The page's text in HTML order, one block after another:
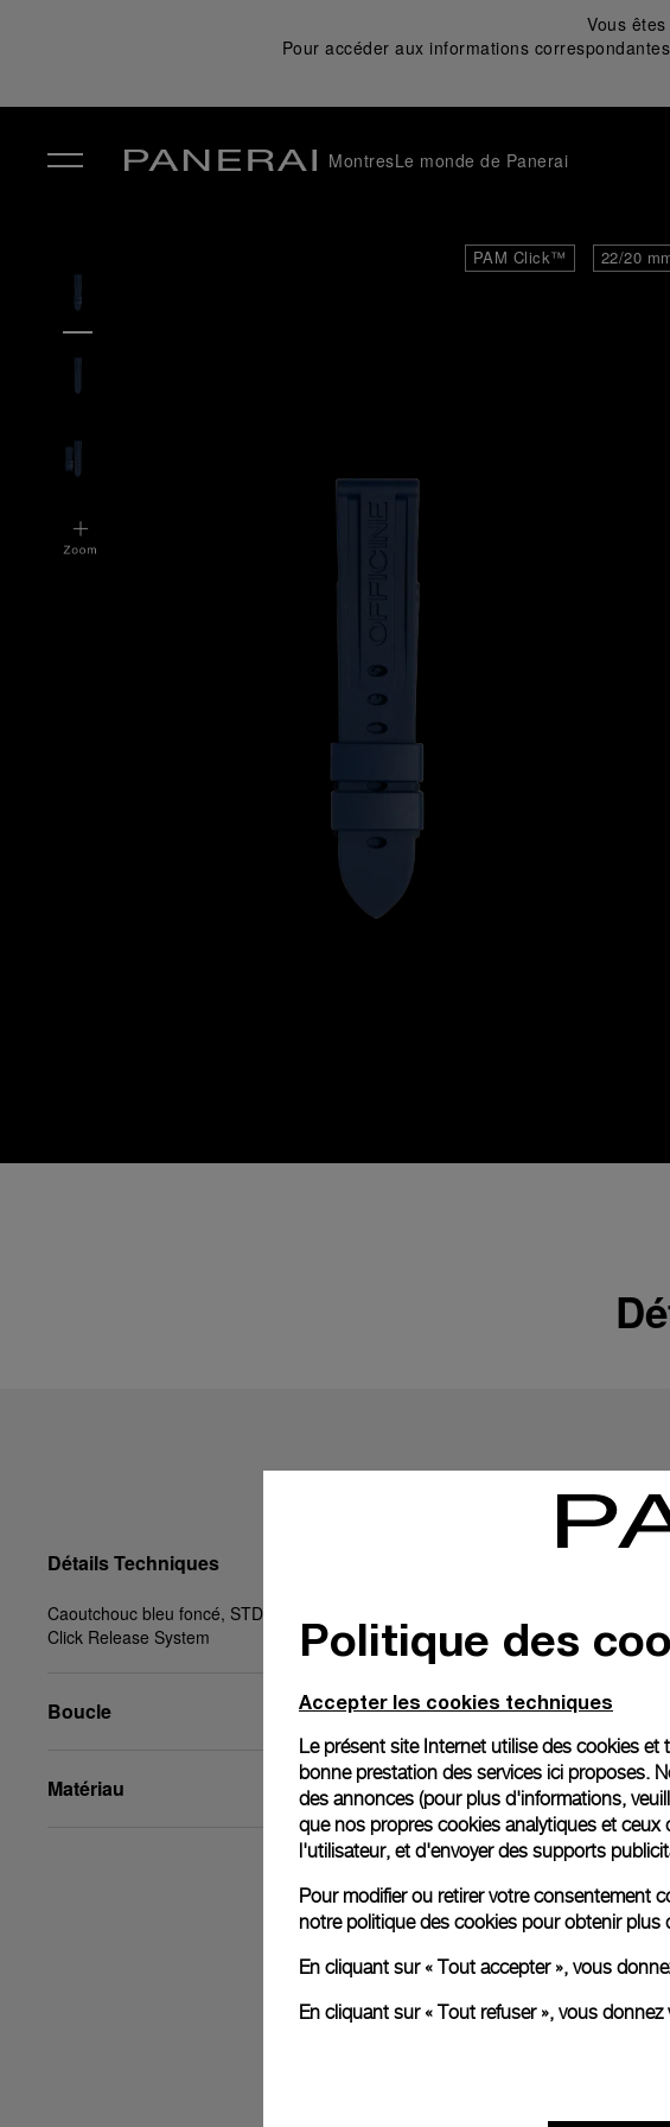
Vous
Pour accéder aux informations
MontresLe monde de Panerai
PAM Click™ 22/20
Détails Techniques
Caoutchouc bleu foncé, STD, 22/20, BA, PAM
Click Release System
Boucle
Matériau
Politique des
Accepter les cookies techniques
Le présent site Internet utilise des cookies
bonne prestation des services ici proposes.
des annonces (pour plus d'informations,
que nos propres cookies analytiques et ceux
l'utilisateur, et d'envoyer des supports
Pour modifier ou retirer votre consentement
notre politique des cookies pour obtenir plus
En cliquant sur « Tout accepter », vous
En cliquant sur « Tout refuser », vous